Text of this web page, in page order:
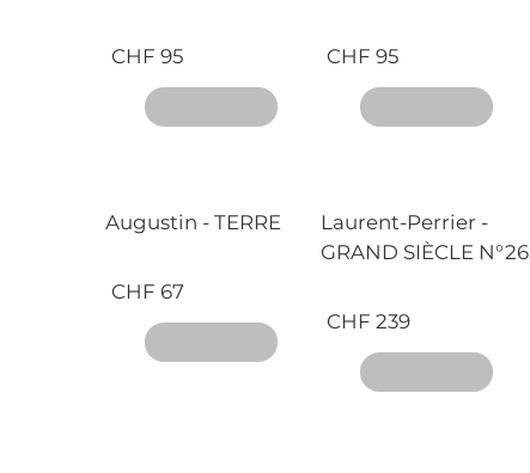
CHF 95 CHF 95
Augustin - TERRE
CHF 67
Laurent-Perrier -
GRAND SIÈCLE N°26
CHF 239